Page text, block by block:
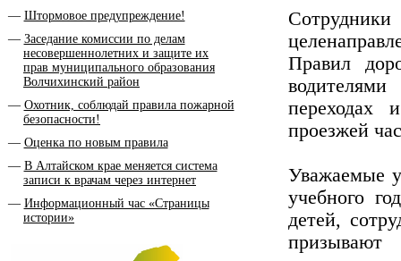
Штормовое предупреждение!
Заседание комиссии по делам
несовершеннолетних и защите их
прав муниципального образования
Волчихинский район
Охотник, соблюдай правила пожарной
безопасности!
Оценка по новым правила
В Алтайском крае меняется система
записи к врачам через интернет
Информационный час «Страницы
истории»
Правил
переходах
проезжей
Уважаемые
учебного
детей,